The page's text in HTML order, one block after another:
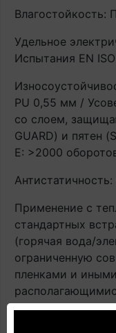
Влагостойкость:
Удельное
Испытания EN
PU 0,55 мм /
со слоем,
GUARD) и пятен
E: >2000
Применение с
стандартных
(горячая вода/
ограниченную
пленками и
Контактная
эксплуатации